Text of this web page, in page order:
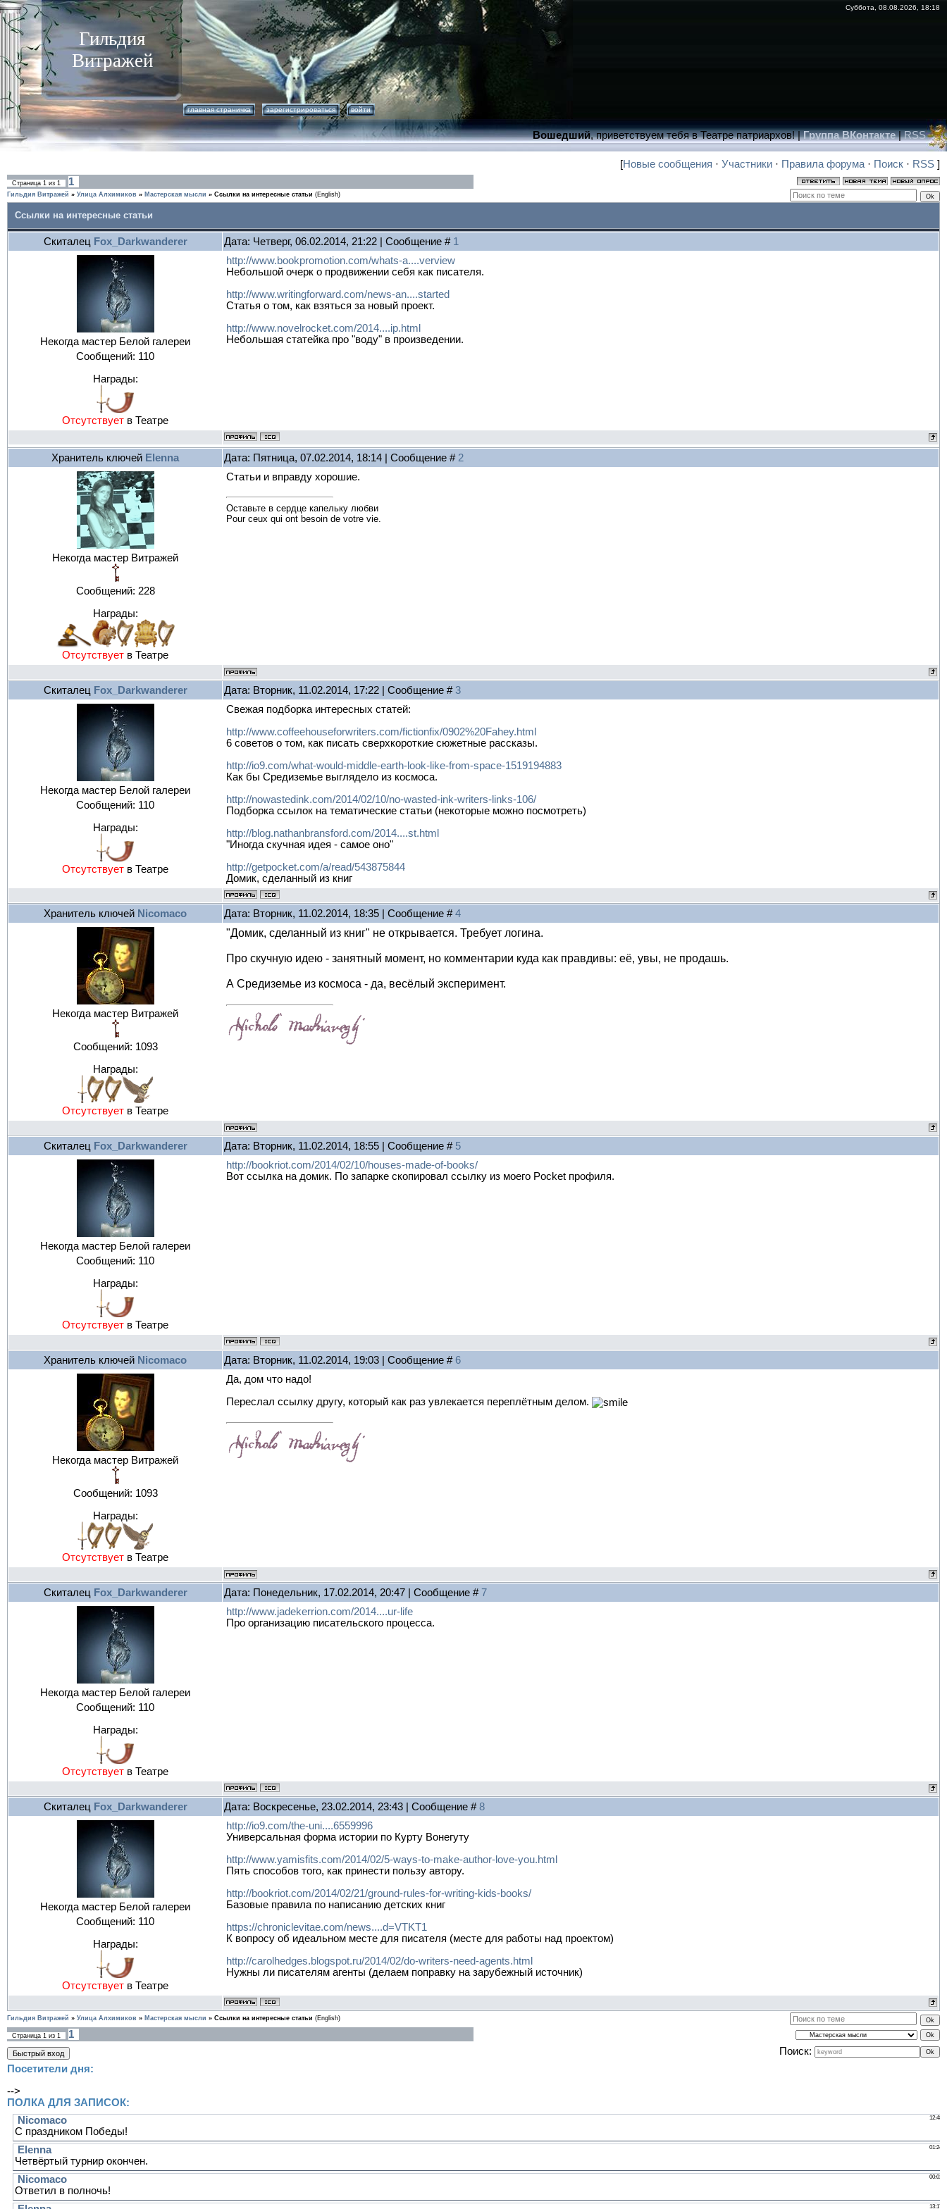
Гильдия
Витражей
Суббота, 08.08.2026, 18:18
главная страничка зарегистрироваться войти
Вошедший, приветствуем тебя в Театре патриархов! |Группа ВКонтакте|RSS
[Новые сообщения · Участники · Правила форума · Поиск · RSS ]
Страница 1 из 1 1
Гильдия Витражей » Улица Алхимиков » Мастерская мысли » Ссылки на интересные статьи (English)
Ссылки на интересные статьи
Скиталец Fox_Darkwanderer Дата: Четверг, 06.02.2014, 21:22 | Сообщение # 1
Некогда мастер Белой галереи
Сообщений: 110
Награды:
Отсутствует в Театре
http://www.bookpromotion.com/whats-a....verview
Небольшой очерк о продвижении себя как писателя.
http://www.writingforward.com/news-an....started
Статья о том, как взяться за новый проект.
http://www.novelrocket.com/2014....ip.html
Небольшая статейка про "воду" в произведении.
Хранитель ключей Elenna Дата: Пятница, 07.02.2014, 18:14 | Сообщение # 2
Некогда мастер Витражей
Сообщений: 228
Награды:
Отсутствует в Театре
Статьи и вправду хорошие.
Оставьте в сердце капельку любви
Pour сeux qui ont besoin de votre vie.
Скиталец Fox_Darkwanderer Дата: Вторник, 11.02.2014, 17:22 | Сообщение #3
Некогда мастер Белой галереи
Сообщений: 110
Награды:
Отсутствует в Театре
Свежая подборка интересных статей:
http://www.coffeehouseforwriters.com/fictionfix/0902%20Fahey.html
6 советов о том, как писать сверхкороткие сюжетные рассказы.
http://io9.com/what-would-middle-earth-look-like-from-space-1519194883
Как бы Средиземье выглядело из космоса.
http://nowastedink.com/2014/02/10/no-wasted-ink-writers-links-106/
Подборка ссылок на тематические статьи (некоторые можно посмотреть)
http://blog.nathanbransford.com/2014....st.html
"Иногда скучная идея - самое оно"
http://getpocket.com/a/read/543875844
Домик, сделанный из книг
Хранитель ключей Nicomaco Дата: Вторник, 11.02.2014, 18:35 | Сообщение #4
Некогда мастер Витражей
Сообщений: 1093
Награды:
Отсутствует в Театре
"Домик, сделанный из книг" не открывается. Требует логина.
Про скучную идею - занятный момент, но комментарии куда как правдивы: её, увы, не продашь.
А Средиземье из космоса - да, весёлый эксперимент.
Скиталец Fox_Darkwanderer Дата: Вторник, 11.02.2014, 18:55 | Сообщение # 5
Некогда мастер Белой галереи
Сообщений: 110
Награды:
Отсутствует в Театре
http://bookriot.com/2014/02/10/houses-made-of-books/
Вот ссылка на домик. По запарке скопировал ссылку из моего Pocket профиля.
Хранитель ключей Nicomaco Дата: Вторник, 11.02.2014, 19:03 | Сообщение # 6
Некогда мастер Витражей
Сообщений: 1093
Награды:
Отсутствует в Театре
Да, дом что надо!
Переслал ссылку другу, который как раз увлекается переплётным делом.
Скиталец Fox_Darkwanderer Дата: Понедельник, 17.02.2014, 20:47 | Сообщение #7
Некогда мастер Белой галереи
Сообщений: 110
Награды:
Отсутствует в Театре
http://www.jadekerrion.com/2014....ur-life
Про организацию писательского процесса.
Скиталец Fox_Darkwanderer Дата: Воскресенье, 23.02.2014, 23:43 | Сообщение #8
Некогда мастер Белой галереи
Сообщений: 110
Награды:
Отсутствует в Театре
http://io9.com/the-uni....6559996
Универсальная форма истории по Курту Вонегуту
http://www.yamisfits.com/2014/02/5-ways-to-make-author-love-you.html
Пять способов того, как принести пользу автору.
http://bookriot.com/2014/02/21/ground-rules-for-writing-kids-books/
Базовые правила по написанию детских книг
https://chroniclevitae.com/news....d=VTKT1
К вопросу об идеальном месте для писателя (месте для работы над проектом)
http://carolhedges.blogspot.ru/2014/02/do-writers-need-agents.html
Нужны ли писателям агенты (делаем поправку на зарубежный источник)
Гильдия Витражей » Улица Алхимиков » Мастерская мысли » Ссылки на интересные статьи (English)
Страница 1 из 1
1
Поиск:
Посетители дня:
-->
ПОЛКА ДЛЯ ЗАПИСОК: